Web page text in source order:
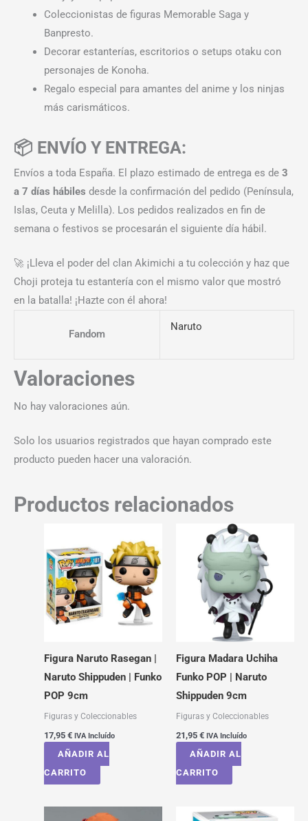
Coleccionistas de figuras Memorable Saga y
Banpresto.
Decorar estanterías, escritorios o setups otaku con
personajes de Konoha.
Regalo especial para amantes del anime y los ninjas
más carismáticos.
📦 ENVÍO Y ENTREGA:
Envíos a toda España. El plazo estimado de entrega es de 3
a 7 días hábiles desde la confirmación del pedido (Península,
Islas, Ceuta y Melilla). Los pedidos realizados en fin de
semana o festivos se procesarán el siguiente día hábil.
🚀 ¡Lleva el poder del clan Akimichi a tu colección y haz que
Choji proteja tu estantería con el mismo valor que mostró
en la batalla! ¡Hazte con él ahora!
Fandom
Naruto
Valoraciones
No hay valoraciones aún.
Solo los usuarios registrados que hayan comprado este
producto pueden hacer una valoración.
Productos relacionados
Figura Naruto Rasegan |
Naruto Shippuden | Funko
POP 9cm
Figuras y Coleccionables
17,95 € IVA Incluído
AÑADIR AL
CARRITO
Figura Madara Uchiha
Funko POP | Naruto
Shippuden 9cm
Figuras y Coleccionables
21,95 € IVA Incluído
AÑADIR AL
CARRITO